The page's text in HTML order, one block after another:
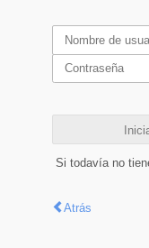
Si todavía no
Atrás